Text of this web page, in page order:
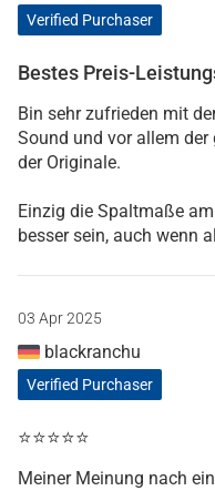
Verified Purchaser
Bestes Preis-
Bin sehr zufrieden mit
Sound und vor allem
der Originale.
Einzig die Spaltmaße
besser sein, auch wenn
03 Apr 2025
blackranchu
Verified Purchaser
⭐️⭐️⭐️⭐️⭐️
Meiner Meinung nach